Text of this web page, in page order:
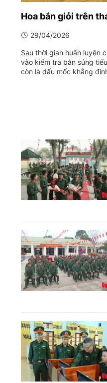
Hoa bắn giỏi trên
29/04/2026
Sau thời gian huấn luyện
vào kiểm tra bắn súng
còn là dấu mốc khẳng